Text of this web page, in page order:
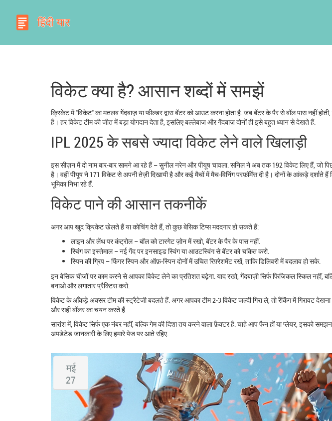
विकेट क्या है? आसान शब्दों में समझें
क्रिकेट में "विकेट" का मतलब गेंदबाज़ या फील्डर द्वारा बॅटर को आउट करना होता है. जब बॅटर के पैर से बॉल पास नहीं
है। हर विकेट टीम की जीत में बड़ा योगदान देता है, इसलिए बल्लेबाज और गेंदबाज़ दोनों ही इसे बहुत ध्यान से देखते हैं.
IPL 2025 के सबसे ज्यादा विकेट लेने वाले खिलाड़ी
इस सीज़न में दो नाम बार-बार सामने आ रहे हैं – सुनील नरेन और पीयूष चावला. सनिल ने अब तक 192 विकेट लिए हैं, जो
है। वहीं पीयूष ने 171 विकेट से अपनी तेज़ी दिखायी है और कई मैचों में मैच‑विनिंग परफ़ॉर्मेंस दी है। दोनों के आंकड़े दर्शाते
भूमिका निभा रहे हैं.
विकेट पाने की आसान तकनीकें
अगर आप खुद क्रिकेट खेलते हैं या कोचिंग देते हैं, तो कुछ बेसिक टिप्स मददगार हो सकते हैं:
लाइन और लेंथ पर कंट्रोल – बॉल को टारगेट ज़ोन में रखो, बॅटर के पैर के पास नहीं.
स्विंग का इस्तेमाल – नई गेंद पर इनसाइड स्विंग या आउटस्विंग से बॅटर को चकित करो.
स्पिन की ग्रिप – फिंगर स्पिन और ऑफ़‑स्पिन दोनों में उचित रिफ़्रेशमेंट रखें, ताकि डिलिवरी में बदलाव हो सके.
इन बेसिक चीजों पर काम करने से आपका विकेट लेने का प्रतिशत बढ़ेगा. याद रखो, गेंदबाज़ी सिर्फ फिजिकल स्किल नहीं,
बनाओ और लगातार प्रैक्टिस करो.
विकेट के आँकड़े अक्सर टीम की स्ट्रैटेजी बदलते हैं. अगर आपका टीम 2‑3 विकेट जल्दी गिरा ले, तो रैंकिंग में गिरावट
और सही बॉलर का चयन करते हैं.
सारांश में, विकेट सिर्फ एक नंबर नहीं, बल्कि गेम की दिशा तय करने वाला फ़ैक्टर है. चाहे आप फैन हों या प्लेयर, इसको
अपडेटेड जानकारी के लिए हमारे पेज पर आते रहिए.
मई
27